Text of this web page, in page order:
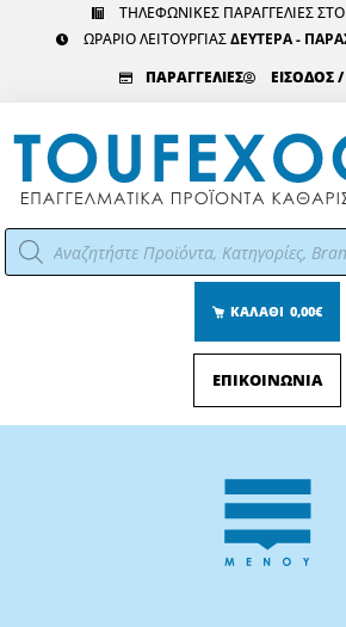
ΤΗΛΕΦΩΝΙΚΕΣ ΠΑΡΑΓΓΕΛΙΕΣ ΣΤΟ
ΩΡΑΡΙΟ ΛΕΙΤΟΥΡΓΙΑΣΔΕΥΤΕΡΑ -
ΠΑΡΑΓΓΕΛΙΕΣ
ΕΙΣΟΔΟΣ
Αναζήτηση
προϊόντων
ΚΑΛΑΘΙ 0,00€
ΕΠΙΚΟΙΝΩΝΙΑ
Menu